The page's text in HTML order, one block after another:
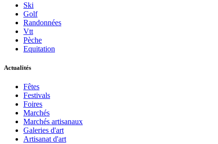
Ski
Golf
Randonnées
Vtt
Pèche
Equitation
Actualités
Fêtes
Festivals
Foires
Marchés
Marchés artisanaux
Galeries d'art
Artisanat d'art